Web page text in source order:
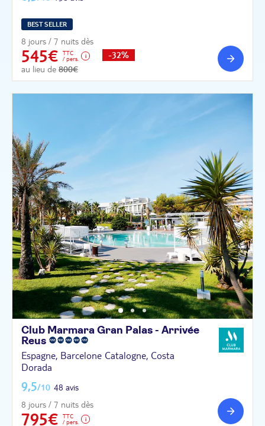
BEST SELLER
8 jours / 7 nuits dès
545€
TTC
/ pers.
au lieu de 800€
-32%
Club Marmara Gran Palas - Arrivée
Reus
Espagne, Barcelone Catalogne, Costa
Dorada
9,5/10 48 avis
8 jours / 7 nuits dès
795€
TTC
/ pers.